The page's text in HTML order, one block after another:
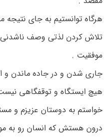
هرگاه توانستیم به جای نتیجه
تلاش کردن لذتی وصف ناشدنی
موفقیت .
جاری شدن و در جاده ماندن و
هیچ ایستگاه و توقفگاهی
خواستم به دوستان عزیزم و
درون هستش که انسان رو به